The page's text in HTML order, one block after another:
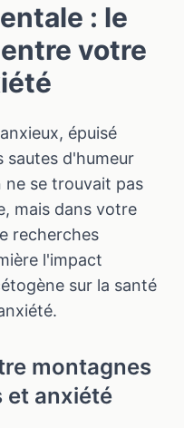
: le
votre
épuisé
sautes d'humeur
ne se trouvait pas
mais dans votre
recherches
l'impact
sur la santé
montagnes
et anxiété